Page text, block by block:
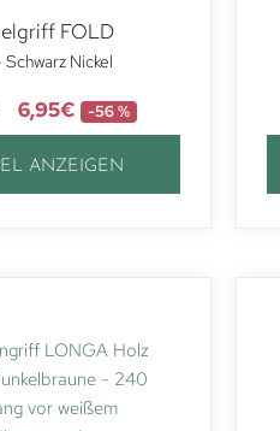
FOLD
Schwarz Nickel
6,95€ -56 %
ANZEIGEN